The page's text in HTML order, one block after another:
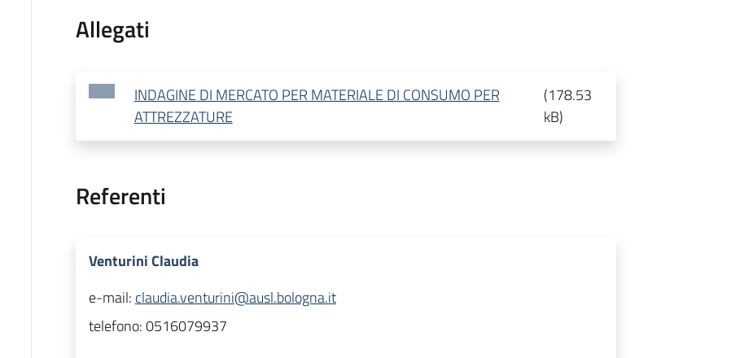
Allegati
INDAGINE DI MERCATO PER MATERIALE DI CONSUMO PER
ATTREZZATURE
(178.53
kB)
Referenti
Venturini Claudia
e-mail: claudia.venturini@ausl.bologna.it
telefono:0516079937